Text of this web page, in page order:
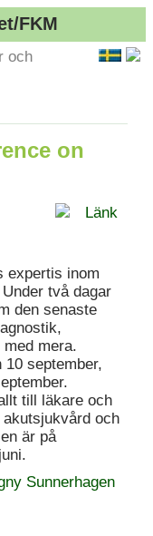
FKM
och
on
Länk
expertis inom
två dagar
den senaste
mera.
10 september,
till läkare och
och
är på
Sunnerhagen